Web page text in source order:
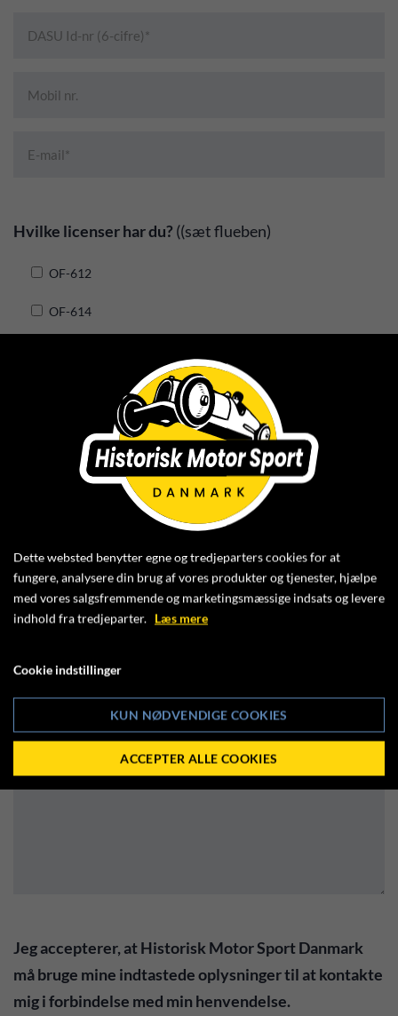
Hvilke licenser har du? ((sæt flueben)
OF-612
OF-614
OF-641
OF-532+
Søndag *
Jeg accepterer, at Historisk Motor Sport Danmark
må bruge mine indtastede oplysninger til at kontakte
mig i forbindelse med min henvendelse.
Dette websted benytter egne og tredjeparters cookies for at
fungere, analysere din brug af vores produkter og tjenester, hjælpe
med vores salgsfremmende og marketingsmæssige indsats og levere
indhold fra tredjeparter. Læs mere
Cookie indstillinger
KUN NØDVENDIGE COOKIES
ACCEPTER ALLE COOKIES